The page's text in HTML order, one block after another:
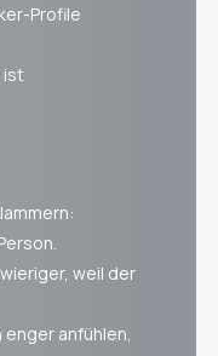
Profile
ist
weil der
anfühlen,